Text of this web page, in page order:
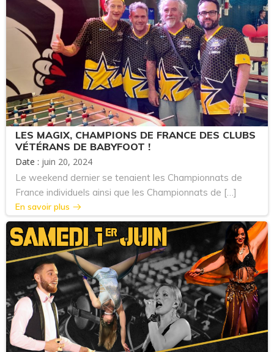
LES MAGIX, CHAMPIONS DE FRANCE DES CLUBS
VÉTÉRANS DE BABYFOOT !
Date : juin 20, 2024
Le weekend dernier se tenaient les Championnats de
France individuels ainsi que les Championnats de […]
En savoir plus